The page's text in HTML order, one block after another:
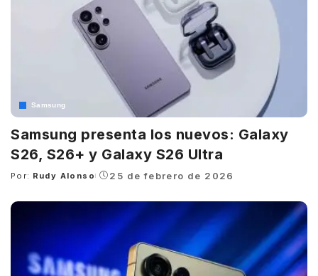
Samsung
Samsung presenta los nuevos: Galaxy
S26, S26+ y Galaxy S26 Ultra
Posted
Por: Rudy Alonso 25 de febrero de 2026